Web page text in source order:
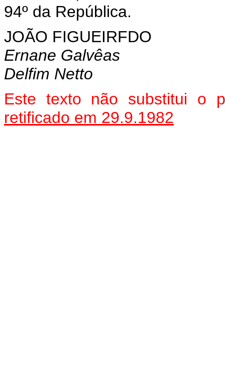
94º da República.
JOÃO FIGUEIRFDO
Ernane Galvêas
Delfim Netto
Este texto não substitui o
retificado em 29.9.1982